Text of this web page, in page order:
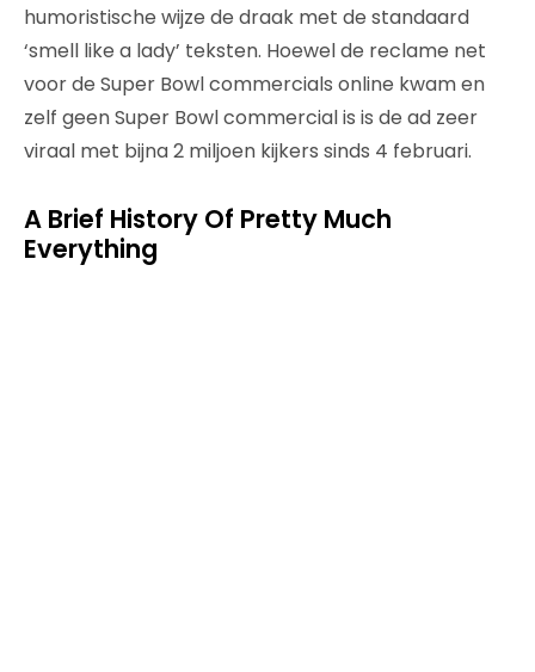
humoristische wijze de draak met de standaard
‘smell like a lady’ teksten. Hoewel de reclame net
voor de Super Bowl commercials online kwam en
zelf geen Super Bowl commercial is is de ad zeer
viraal met bijna 2 miljoen kijkers sinds 4 februari.
A Brief History Of Pretty Much
Everything